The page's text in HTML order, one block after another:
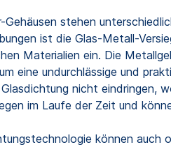
Gehäusen stehen
ist die Glas-Metall-
Materialien ein. Die
eine undurchlässige und
nicht
im Laufe der Zeit und
können auch